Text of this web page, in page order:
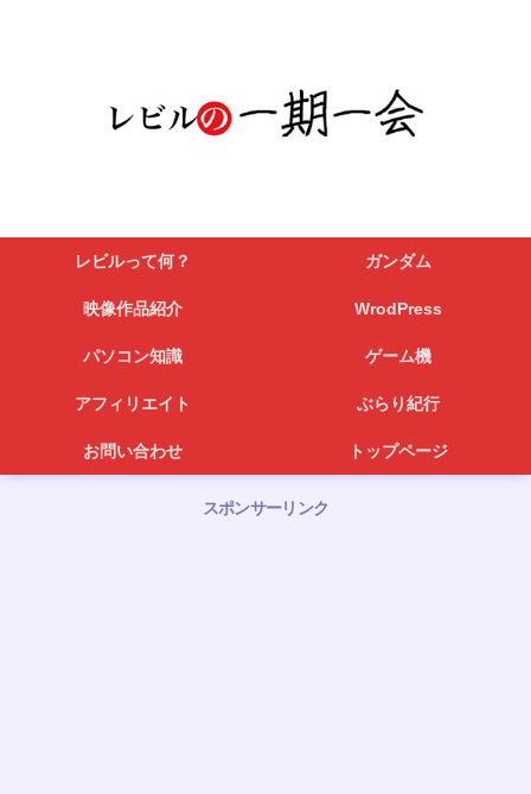
レビルって何？ ガンダム
映像作品紹介 WrodPress
パソコン知識 ゲーム機
アフィリエイト ぶらり紀行
お問い合わせ トップページ
スポンサーリンク